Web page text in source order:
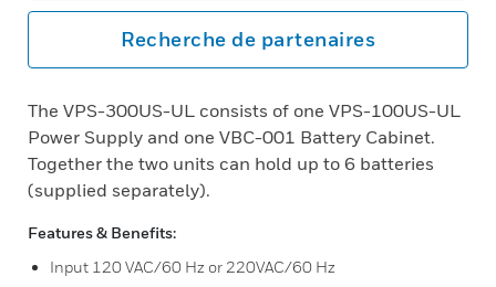
Recherche de partenaires
The VPS-300US-UL consists of one VPS-100US-UL
Power Supply and one VBC-001 Battery Cabinet.
Together the two units can hold up to 6 batteries
(supplied separately).
Features & Benefits:
Input 120 VAC/60 Hz or 220VAC/60 Hz